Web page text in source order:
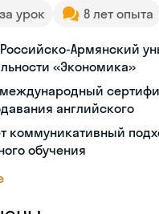
урок 8 лет опыта
Армянский
«Экономика»
английского
коммуникативный
обучения